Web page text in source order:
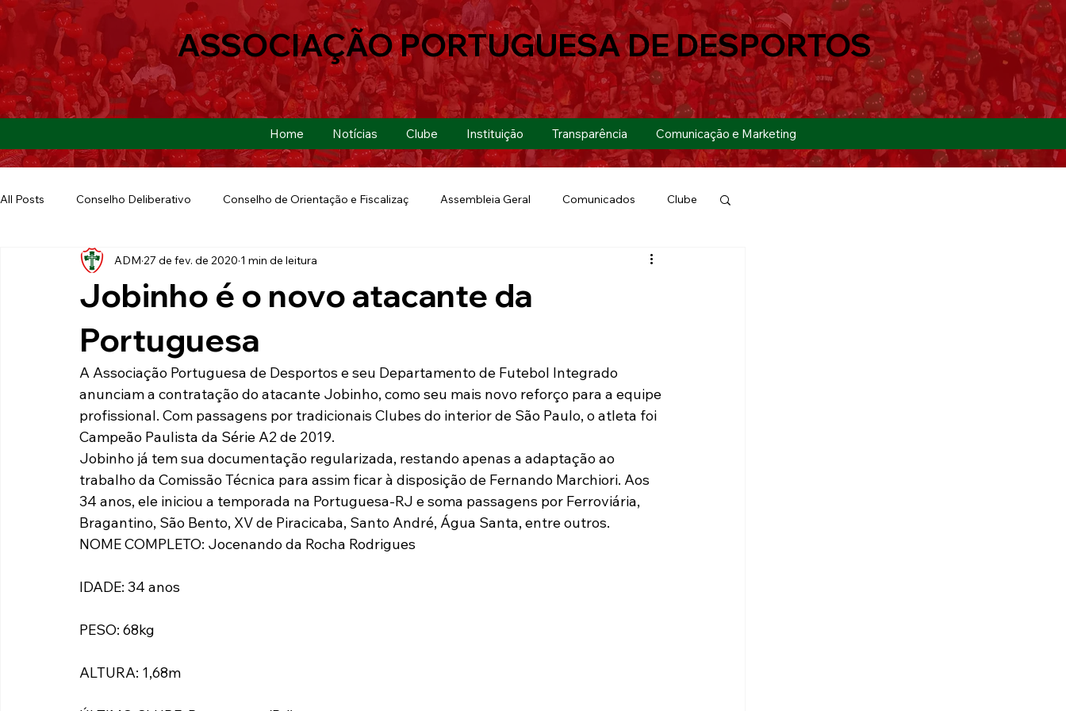
Home Notícias Clube Instituição Transparência Comunicação e Marketing
ASSOCIAÇÃO PORTUGUESA DE DESPORTOS
All Posts Conselho Deliberativo Conselho de Orientação e Fiscalizaç Assembleia Geral Comunicados Clube
Ação Social Futebol Americano Copa São Paulo
Paulista A2 2019 Portuguesas pelo Brasil Ouvidoria Modalidades Marketing Sócio-Torcedor
Tabelas Recuperação Judicial
Jobinho é o novo atacante da
Portuguesa
ADM 27 de fev. de 2020 1 min de leitura
A Associação Portuguesa de Desportos e seu Departamento de Futebol Integrado
anunciam a contratação do atacante Jobinho, como seu mais novo reforço para a equipe
profissional. Com passagens por tradicionais Clubes do interior de São Paulo, o atleta foi
Campeão Paulista da Série A2 de 2019.
Jobinho já tem sua documentação regularizada, restando apenas a adaptação ao
trabalho da Comissão Técnica para assim ficar à disposição de Fernando Marchiori. Aos
34 anos, ele iniciou a temporada na Portuguesa-RJ e soma passagens por Ferroviária,
Bragantino, São Bento, XV de Piracicaba, Santo André, Água Santa, entre outros.
NOME COMPLETO: Jocenando da Rocha Rodrigues
IDADE: 34 anos
PESO: 68kg
ALTURA: 1,68m